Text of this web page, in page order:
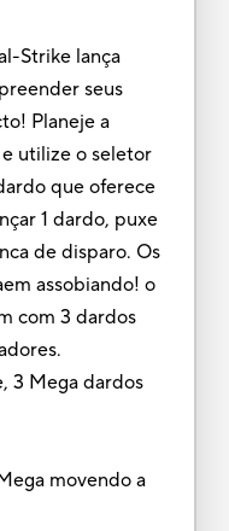
Strike lança
seus
Planeje a
utilize o seletor
que oferece
1 dardo, puxe
de disparo. Os
assobiando! o
com 3 dardos
3 Mega dardos
movendo a